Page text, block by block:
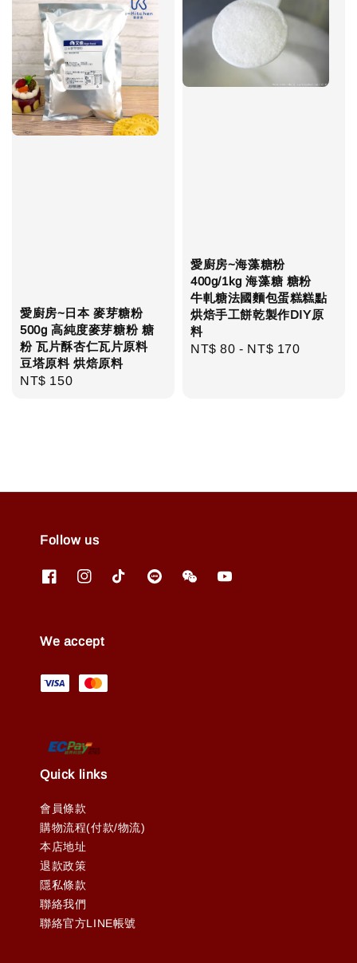
愛廚房~日本 麥芽糖粉
500g 高純度麥芽糖粉 糖
粉 瓦片酥杏仁瓦片原料
豆塔原料 烘焙原料
Regular
NT$ 150
愛廚房~海藻糖粉
400g/1kg 海藻糖 糖粉
牛軋糖法國麵包蛋糕糕點
烘焙手工餅乾製作DIY原
料
Regular
NT$ 80 - NT$ 170
Follow us
We accept
Quick links
會員條款
購物流程(付款/物流)
本店地址
退款政策
隱私條款
聯絡我們
聯絡官方LINE帳號